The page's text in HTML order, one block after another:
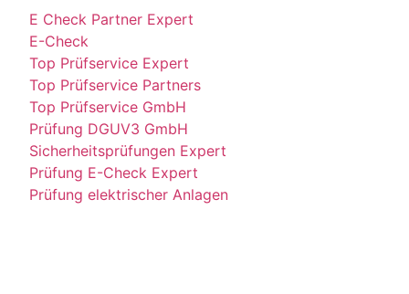
E Check Partner Expert
E-Check
Top Prüfservice Expert
Top Prüfservice Partners
Top Prüfservice GmbH
Prüfung DGUV3 GmbH
Sicherheitsprüfungen Expert
Prüfung E-Check Expert
Prüfung elektrischer Anlagen